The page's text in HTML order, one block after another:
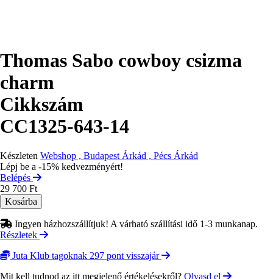
Thomas Sabo cowboy csizma
charm
Cikkszám
CC1325-643-14
Készleten Webshop , Budapest Árkád , Pécs Árkád
Lépj be a -15% kedvezményért!
Belépés
29 700 Ft
Ingyen házhozszállítjuk! A várható szállítási idő 1-3 munkanap.
Részletek
Juta Klub tagoknak 297 pont visszajár
Mit kell tudnod az itt megjelenő értékelésekről? Olvasd el